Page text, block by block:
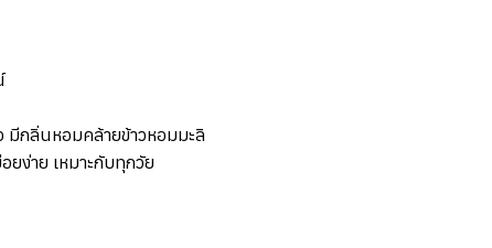
มีกลิ่นหอมคล้ายข้าวหอมมะลิ
ยง่าย เหมาะกับทุกวัย